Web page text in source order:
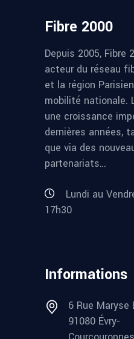
Fibre 2000
Depuis 2005, Fibre
acteur du réseau
et la région
mobilité nationale.
une croissance
dernières années,
que via des
partenariats…
Lundi au
17h30
Informations
6 Rue Maryse
91080 Évry-